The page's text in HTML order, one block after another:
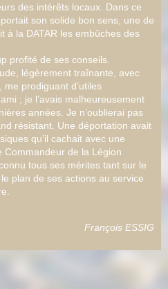
des intérêts locaux. Dans ce
son solide bon sens, une de
à la DATAR les embûches des
profité de ses conseils.
légèrement traînante, avec
prodiguant d’utiles
; je l’avais malheureusement
années. Je n’oublierai pas
résistant. Une déportation avait
qu’il cachait avec une
Commandeur de la Légion
tous ses mérites tant sur le
plan de ses actions au service
François ESSIG